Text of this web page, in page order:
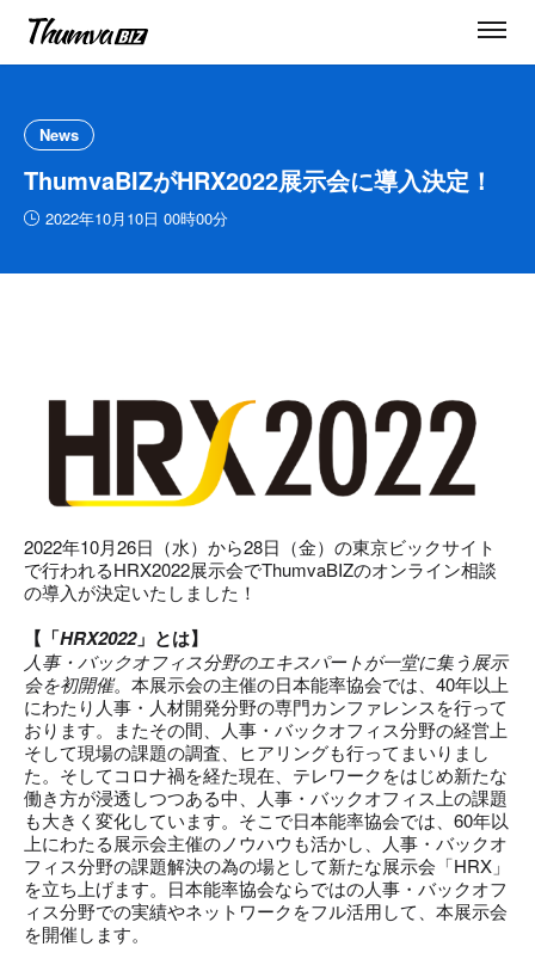
News
ThumvaBIZがHRX2022展示会に導入決定！
2022年10月10日 00時00分
2022年10⽉26⽇（⽔）から28⽇（⾦）の東京ビックサイト
で行われるHRX2022展示会でThumvaBIZのオンライン相談
の導入が決定いたしました！
【「HRX2022」とは】
人事・バックオフィス分野のエキスパートが一堂に集う展示
会を初開催。本展示会の主催の日本能率協会では、40年以上
にわたり人事・人材開発分野の専門カンファレンスを行って
おります。またその間、人事・バックオフィス分野の経営上
そして現場の課題の調査、ヒアリングも行ってまいりまし
た。そしてコロナ禍を経た現在、テレワークをはじめ新たな
働き方が浸透しつつある中、人事・バックオフィス上の課題
も大きく変化しています。そこで日本能率協会では、60年以
上にわたる展示会主催のノウハウも活かし、人事・バックオ
フィス分野の課題解決の為の場として新たな展示会「HRX」
を立ち上げます。日本能率協会ならではの人事・バックオフ
ィス分野での実績やネットワークをフル活用して、本展示会
を開催します。